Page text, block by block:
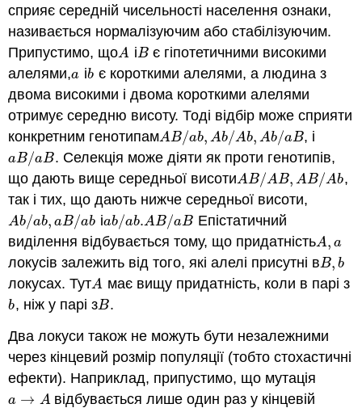
сприяє середній чисельності населення ознаки,
називається нормалізуючим або стабілізуючим.
Припустимо, щоA
A іB
B є гіпотетичними високими
алелями,a
a іb
b є короткими алелями, а людина з
двома високими і двома короткими алелями
отримує середню висоту. Тоді відбір може сприяти
конкретним генотипамAB/ab, Ab/Ab, Ab/aB
AB/ab,Ab/Ab,A b/aB , і
aB/aB
aB/aB . Селекція може діяти як проти генотипів,
що дають вище середньої висотиAB/AB, AB/Ab
AB/AB,A B/Ab
,
так і тих, що дають нижче середньої висоти,
Ab/ab, aB/ab
Ab/ab,aB/ab іab/ab
ab/ab.AB/aB
AB/aB
Епістатичний
виділення відбувається тому, що придатністьA, a
A,a
локусів залежить від того, які алелі присутні вB, b
B,b
локусах. ТутA
A має вищу придатність, коли в парі з
b
b, ніж у парі зB
B.
Два локуси також не можуть бути незалежними
через кінцевий розмір популяції (тобто стохастичні
ефекти). Наприклад, припустимо, що мутація
a → A
a →A відбувається лише один раз у кінцевій